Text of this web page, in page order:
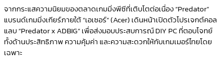
จากกระแสความนิยมของตลาดเกมมิ่งพีซีที่เติบโตต่อเนื่อง “Predator”
แบรนด์เกมมิ่งเกียร์ภายใต้ “เอเซอร์” (Acer) เดินหน้าเปิดตัวโปรเจกต์คอล
แลบ “Predator x ADBIG” เพื่อส่งมอบประสบการณ์ DIY PC ที่ตอบโจทย์
ทั้งด้านประสิทธิภาพ ความคุ้มค่า และความสะดวกให้กับเกมเมอร์ไทยโดย
เฉพาะ